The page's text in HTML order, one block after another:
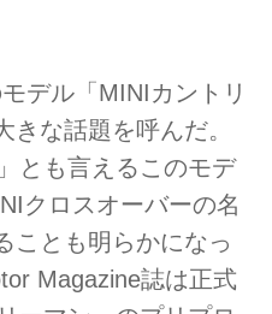
デル「MINIカントリ
な話題を呼んだ。
とも言えるこのモデ
クロスオーバーの名
ことも明らかになっ
Magazine誌は正式